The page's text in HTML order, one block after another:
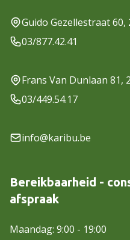
Guido Gezellestraat
03/877.42.41
Frans Van Dunlaan 81,
03/449.54.17
info@karibu.be
Bereikbaarheid -
afspraak
Maandag: 9:00 - 19:00